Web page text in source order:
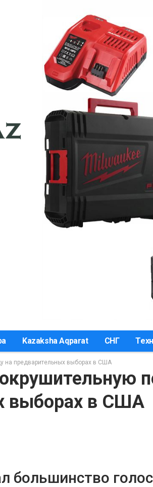
Kazaksha Aqparat СНГ
на предварительных выборах в США
выборах в США
большинство